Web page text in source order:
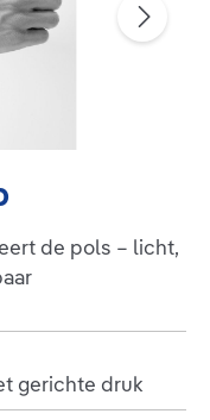
de pols – licht,
gerichte druk